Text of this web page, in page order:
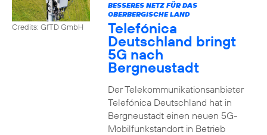
Credits: GfTD GmbH
BESSERES NETZ FÜR DAS
OBERBERGISCHE LAND
Telefónica
Deutschland bringt
5G nach
Bergneustadt
Der Telekommunikationsanbieter
Telefónica Deutschland hat in
Bergneustadt einen neuen 5G-
Mobilfunkstandort in Betrieb